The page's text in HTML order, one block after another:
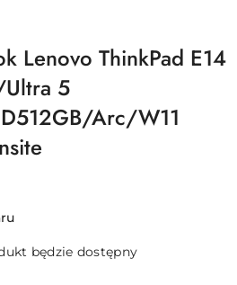
Lenovo ThinkPad E14
5
Arc/W11
będzie dostępny